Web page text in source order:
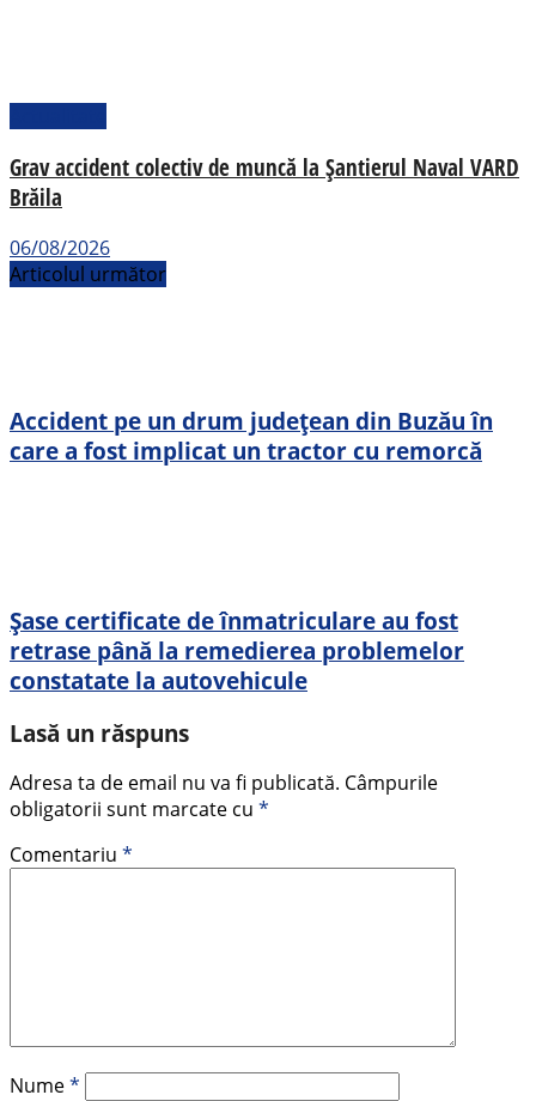
Grav accident colectiv de muncă la Șantierul Naval VARD
Brăila
06/08/2026
Articolul următor
Accident pe un drum județean din Buzău în
care a fost implicat un tractor cu remorcă
Șase certificate de înmatriculare au fost
retrase până la remedierea problemelor
constatate la autovehicule
Lasă un răspuns
Adresa ta de email nu va fi publicată. Câmpurile
obligatorii sunt marcate cu *
Comentariu *
Nume*